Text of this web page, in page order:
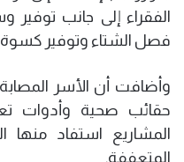
الفقراء إلى جانب توفير
فصل الشتاء وتوفير كسوة
وأضافت أن الأسر
حقائب صحية وأدوات
المشاريع استفاد منها
المتعففة.